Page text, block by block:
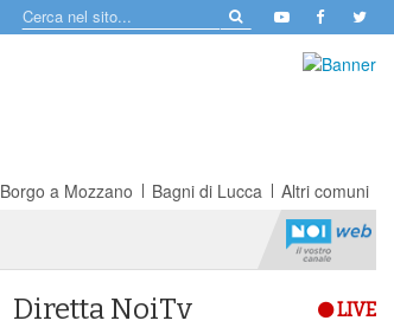
Borgo a Mozzano Bagni di Lucca Altri comuni
Diretta NoiTv LIVE